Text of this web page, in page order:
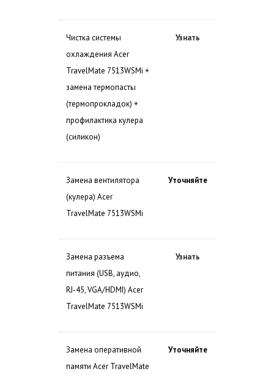
Чистка системы
охлаждения Acer
TravelMate 7513WSMi +
замена термопасты
(термопрокладок) +
профилактика кулера
(силикон)
Узнать
Замена вентилятора
(кулера) Acer
TravelMate 7513WSMi
Уточняйте
Замена разъема
питания (USB, аудио,
RJ-45, VGA/HDMI) Acer
TravelMate 7513WSMi
Узнать
Замена оперативной
памяти Acer TravelMate
Уточняйте